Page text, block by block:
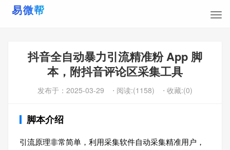
抖音全自动暴力引流精准粉 App 脚
本，附抖音评论区采集工具
发布于： 2025-03-29 ⋅ 阅读:(1158) ⋅ 收藏:(0)
脚本介绍
引流原理非常简单，利用采集软件自动采集精准用户，